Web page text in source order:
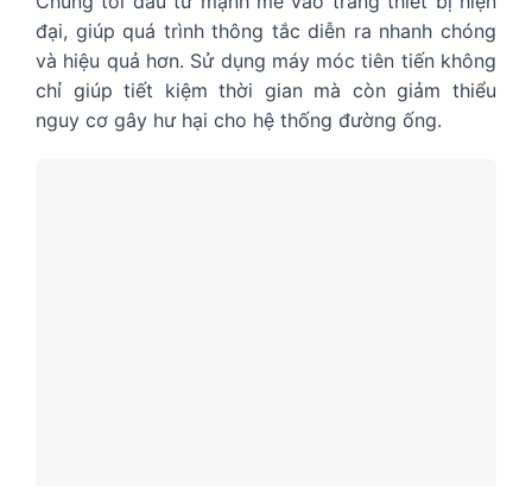
đại, giúp quá trình thông tắc diễn ra nhanh chóng
và hiệu quả hơn. Sử dụng máy móc tiên tiến không
chỉ giúp tiết kiệm thời gian mà còn giảm thiểu
nguy cơ gây hư hại cho hệ thống đường ống.